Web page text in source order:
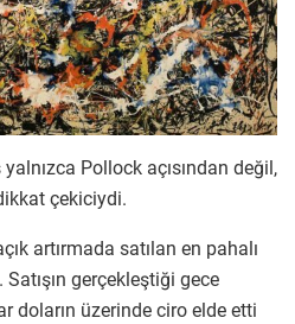
Pollock açısından değil,
çekiciydi.
artırmada satılan en pahalı
gerçekleştiği gece
doların üzerinde ciro elde etti